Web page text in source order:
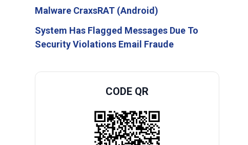
Malware CraxsRAT (Android)
System Has Flagged Messages Due To
Security Violations Email Fraude
CODE QR